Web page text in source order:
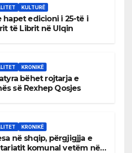
KULTURË
hapet edicioni i 25-të i
të Librit në Ulqin
KRONIKË
bëhet rojtarja e
së Rexhep Qosjes
KRONIKË
në shqip, përgjigjja e
komunal vetëm në